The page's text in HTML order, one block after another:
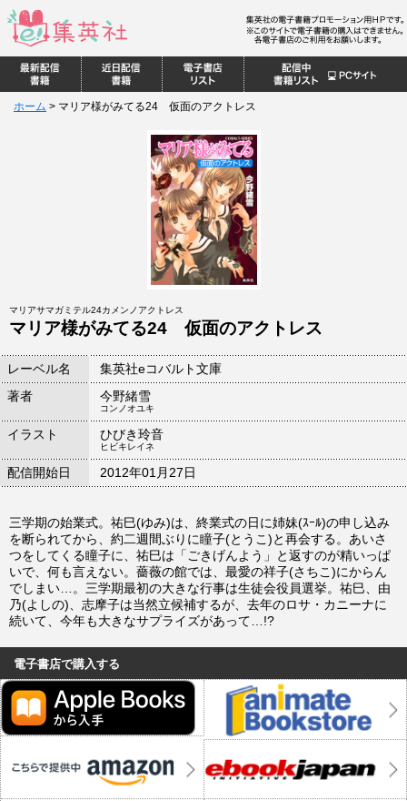
ホーム > マリア様がみてる24 仮面のアクトレス
マリアサマガミテル24カメンノアクトレス
マリア様がみてる24 仮面のアクトレス
レーベル名
集英社eコバルト文庫
著者
今野緒雪
コンノオユキ
イラスト ひびき玲音
ヒビキレイネ
配信開始日 2012年01月27日
三学期の始業式。祐巳(ゆみ)は、終業式の日に姉妹(ｽｰﾙ)の申し込み
を断られてから、約二週間ぶりに瞳子(とうこ)と再会する。あいさ
つをしてくる瞳子に、祐巳は「ごきげんよう」と返すのが精いっぱ
いで、何も言えない。薔薇の館では、最愛の祥子(さちこ)にからん
でしまい…。三学期最初の大きな行事は生徒会役員選挙。祐巳、由
乃(よしの)、志摩子は当然立候補するが、去年のロサ・カニーナに
続いて、今年も大きなサプライズがあって…!?
電子書店で購入する